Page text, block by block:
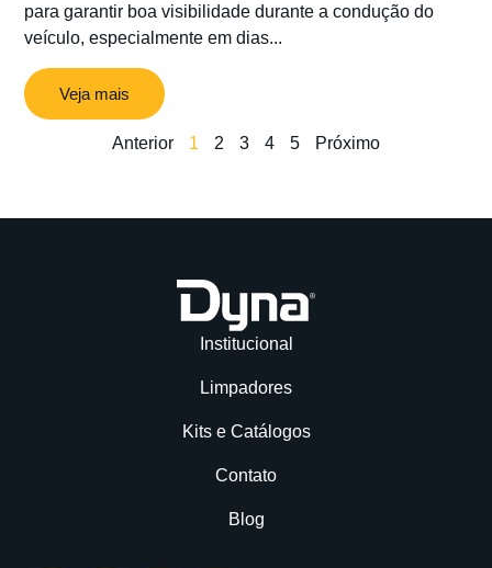
para garantir boa visibilidade durante a condução do
veículo, especialmente em dias...
Veja mais
Anterior 1 2 3 4 5 Próximo
Institucional
Limpadores
Kits e Catálogos
Contato
Blog